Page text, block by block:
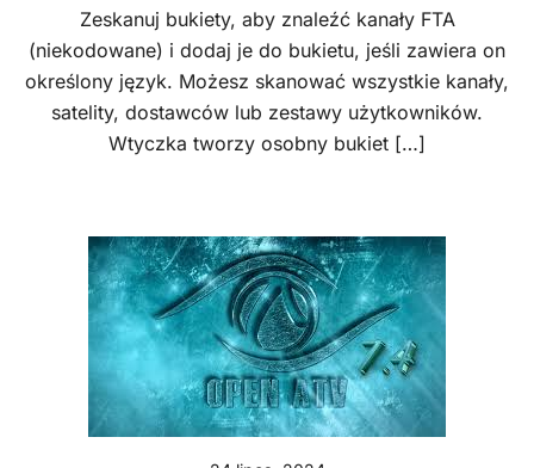
Zeskanuj bukiety, aby znaleźć kanały FTA
(niekodowane) i dodaj je do bukietu, jeśli zawiera on
określony język. Możesz skanować wszystkie kanały,
satelity, dostawców lub zestawy użytkowników.
Wtyczka tworzy osobny bukiet […]